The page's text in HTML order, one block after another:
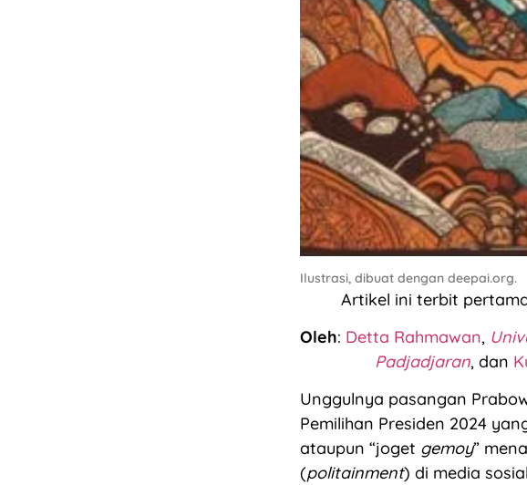
Ilustrasi, dibuat dengan deepai.org.
Artikel ini terbit
Oleh: Detta Rahmawan,
Padjadjaran, dan
Unggulnya pasangan
Pemilihan Presiden 2024
ataupun “joget gemoy”
(politainment) di media